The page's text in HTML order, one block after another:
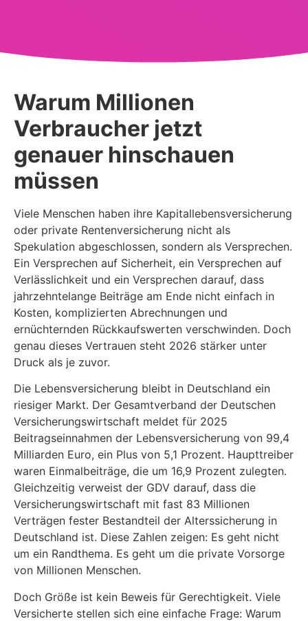
Warum Millionen
Verbraucher jetzt
genauer hinschauen
müssen
Viele Menschen haben ihre Kapitallebensversicherung
oder private Rentenversicherung nicht als
Spekulation abgeschlossen, sondern als Versprechen.
Ein Versprechen auf Sicherheit, ein Versprechen auf
Verlässlichkeit und ein Versprechen darauf, dass
jahrzehntelange Beiträge am Ende nicht einfach in
Kosten, komplizierten Abrechnungen und
ernüchternden Rückkaufswerten verschwinden. Doch
genau dieses Vertrauen steht 2026 stärker unter
Druck als je zuvor.
Die Lebensversicherung bleibt in Deutschland ein
riesiger Markt. Der Gesamtverband der Deutschen
Versicherungswirtschaft meldet für 2025
Beitragseinnahmen der Lebensversicherung von 99,4
Milliarden Euro, ein Plus von 5,1 Prozent. Haupttreiber
waren Einmalbeiträge, die um 16,9 Prozent zulegten.
Gleichzeitig verweist der GDV darauf, dass die
Versicherungswirtschaft mit fast 83 Millionen
Verträgen fester Bestandteil der Alterssicherung in
Deutschland ist. Diese Zahlen zeigen: Es geht nicht
um ein Randthema. Es geht um die private Vorsorge
von Millionen Menschen.
Doch Größe ist kein Beweis für Gerechtigkeit. Viele
Versicherte stellen sich eine einfache Frage: Warum